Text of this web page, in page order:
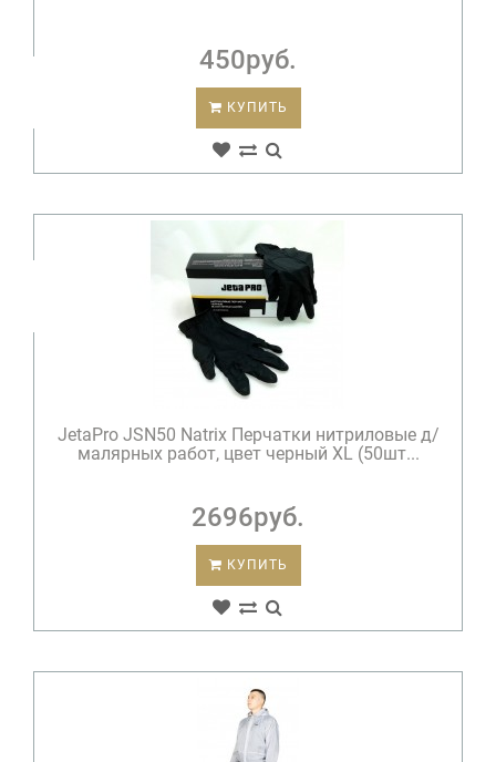
450руб.
КУПИТЬ
JetaPro JSN50 Natrix Перчатки нитриловые д/
малярных работ, цвет черный XL (50шт...
2696руб.
КУПИТЬ